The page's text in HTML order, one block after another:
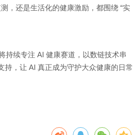
，还是生活化的健康激励，都围绕 “实
持续专注 AI 健康赛道，以数链技术串
，让 AI 真正成为守护大众健康的日常